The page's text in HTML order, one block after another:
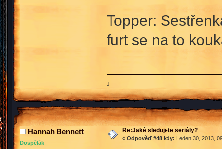
Topper:
furt se na to
J
Hannah Bennett
Dospělák
Re:Jaké sledujete seriály?
« Odpověď #48 kdy: Leden 30, 2013,